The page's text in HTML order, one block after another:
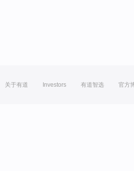
关于有道 Investors 有道智选 官方